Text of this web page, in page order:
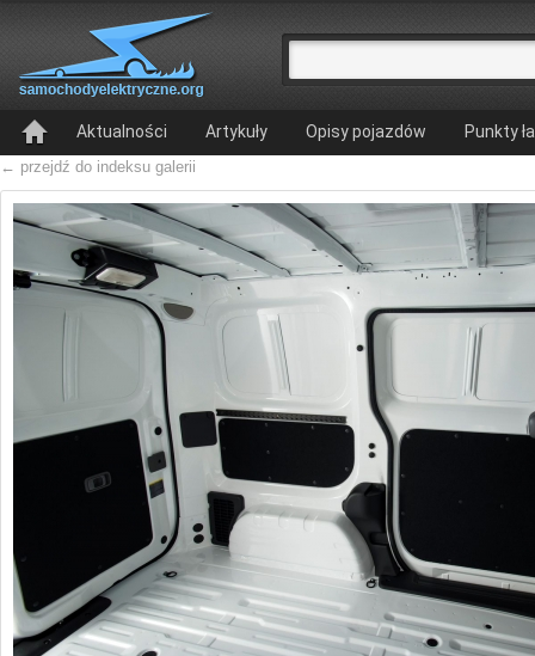
Aktualności Artykuły Opisy pojazdów Punkty
← przejdź do indeksu galerii